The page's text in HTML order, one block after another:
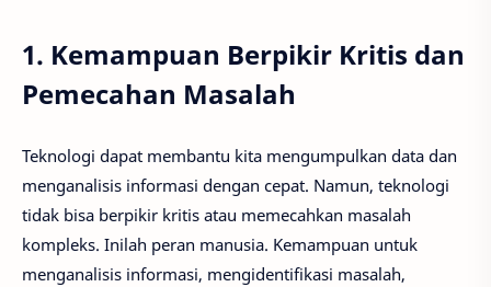
1. Kemampuan Berpikir Kritis dan
Pemecahan Masalah
Teknologi dapat membantu kita mengumpulkan data dan
menganalisis informasi dengan cepat. Namun, teknologi
tidak bisa berpikir kritis atau memecahkan masalah
kompleks. Inilah peran manusia. Kemampuan untuk
menganalisis informasi, mengidentifikasi masalah,